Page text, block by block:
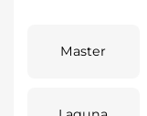
Master